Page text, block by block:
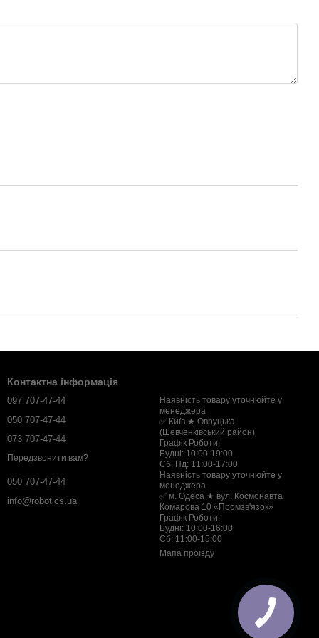
Контактна інформація
097 707-47-44
050 707-47-44
073 707-47-44
Передзвонити вам?
050 707-47-44
info@robotics.ua
Наявність товару уточнюйте у
менеджера
✅ Київ ★ Овруцька
(Шевченківський район)
Графік Роботи:
Будні: 10:00-19:00
Сб, Нд: 11:00-17:00
Наявність товару уточнюйте у
менеджера
✅ м. Одеса ★ вул. Космонавта
Комарова 10 «Промзв'язок»
Графік Роботи:
Будні: 10:00-16:00
Сб: 11:00-15:00
Мапа проїзду